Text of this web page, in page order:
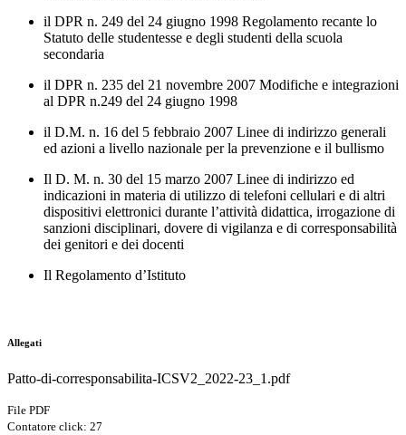
il DPR n. 249 del 24 giugno 1998 Regolamento recante lo
Statuto delle studentesse e degli studenti della scuola
secondaria
il DPR n. 235 del 21 novembre 2007 Modifiche e integrazioni
al DPR n.249 del 24 giugno 1998
il D.M. n. 16 del 5 febbraio 2007 Linee di indirizzo generali
ed azioni a livello nazionale per la prevenzione e il bullismo
Il D. M. n. 30 del 15 marzo 2007 Linee di indirizzo ed
indicazioni in materia di utilizzo di telefoni cellulari e di altri
dispositivi elettronici durante l’attività didattica, irrogazione di
sanzioni disciplinari, dovere di vigilanza e di corresponsabilità
dei genitori e dei docenti
Il Regolamento d’Istituto
Allegati
Patto-di-corresponsabilita-ICSV2_2022-23_1.pdf
File PDF
Contatore click: 27